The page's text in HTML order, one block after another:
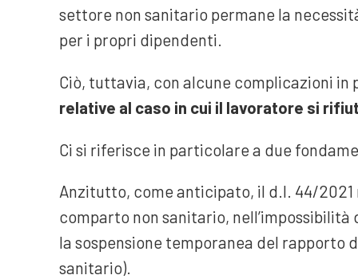
settore non sanitario permane la
per i propri dipendenti.
Ciò, tuttavia, con alcune complicazioni
relative al caso in cui il lavoratore si
Ci si riferisce in particolare a due
Anzitutto, come anticipato, il d.l. 44/
comparto non sanitario,
la sospensione temporanea del rapporto
sanitario).